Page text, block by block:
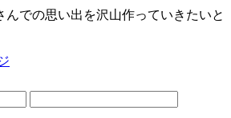
んでの思い出を沢山作っていきたいと